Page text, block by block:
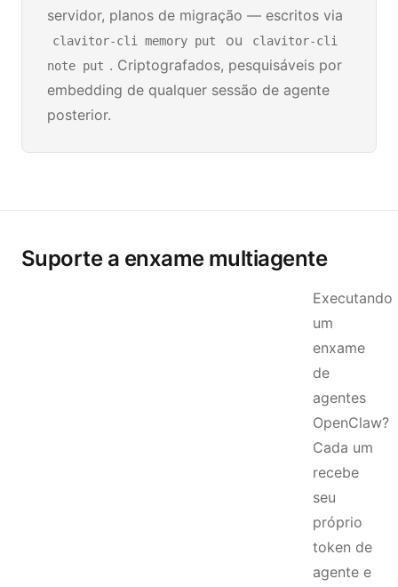
servidor, planos de migração — escritos via
clavitor-cli memory put ou
clavitor-cli
note put . Criptografados, pesquisáveis por
embedding de qualquer sessão de agente
posterior.
Suporte a enxame multiagente
Executando
um
enxame
de
agentes
OpenClaw?
Cada um
recebe
seu
próprio
token de
agente e